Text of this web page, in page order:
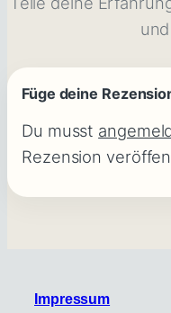
Füge deine
Du musst
Rezension
Impressum